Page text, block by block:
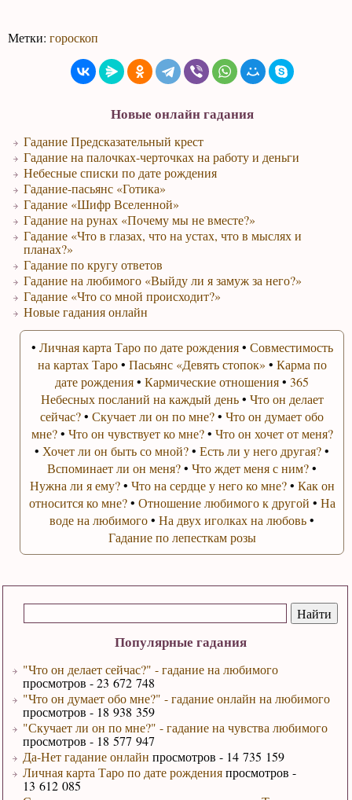
Популярные гадания
"Что он делает сейчас?" - гадание на любимого
просмотров - 23 672 748
"Что он думает обо мне?" - гадание онлайн на любимого
просмотров - 18 938 359
"Скучает ли он по мне?" - гадание на чувства любимого
просмотров - 18 577 947
Да-Нет гадание онлайн просмотров - 14 735 159
Личная карта Таро по дате рожденияпросмотров -
13 612 085
Метки:гороскоп
Новые онлайн гадания
Гадание Предсказательный крест
Гадание на палочках-черточках на работу и деньги
Небесные списки по дате рождения
Гадание-пасьянс «Готика»
Гадание «Шифр Вселенной»
Гадание на рунах «Почему мы не вместе?»
Гадание «Что в глазах, что на устах, что в мыслях и
планах?»
Гадание по кругу ответов
Гадание на любимого «Выйду ли я замуж за него?»
Гадание «Что со мной происходит?»
Новые гадания онлайн
• Личная карта Таро по дате рождения• Совместимость
на картах Таро• Пасьянс «Девять стопок» • Карма по
дате рождения•Кармические отношения•365
Небесных посланий на каждый день• Что он делает
сейчас?•Скучает ли он по мне?•Что он думает обо
мне?• Что он чувствует ко мне?• Что он хочет от меня?
• Хочет ли он быть со мной?•Есть ли у него другая?•
Вспоминает ли он меня?•Что ждет меня с ним?•
Нужна ли я ему?• Что на сердце у него ко мне?• Как он
относится ко мне?• Отношение любимого к другой • На
воде на любимого•На двух иголках на любовь•
Гадание по лепесткам розы